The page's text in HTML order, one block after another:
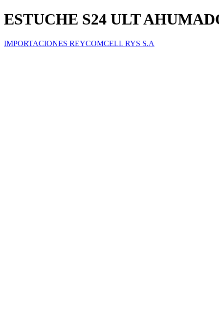
ESTUCHE S24 ULT
IMPORTACIONES REYCOMCELL RYS S.A